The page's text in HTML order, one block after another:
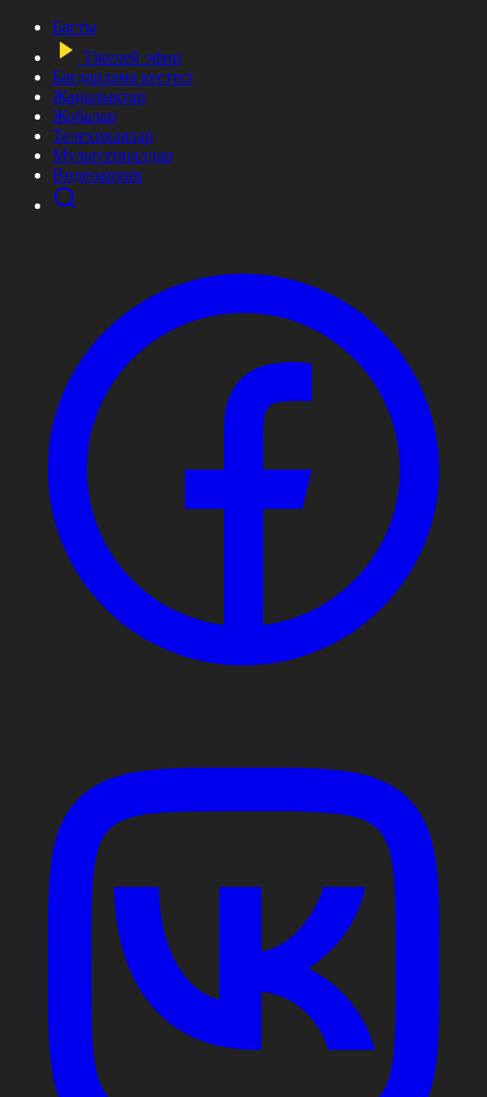
Басты
Тікелей эфир
Бағдарлама кестесі
Жаңалықтар
Жобалар
Телехикаялар
Мультсериалдар
Видеоархив